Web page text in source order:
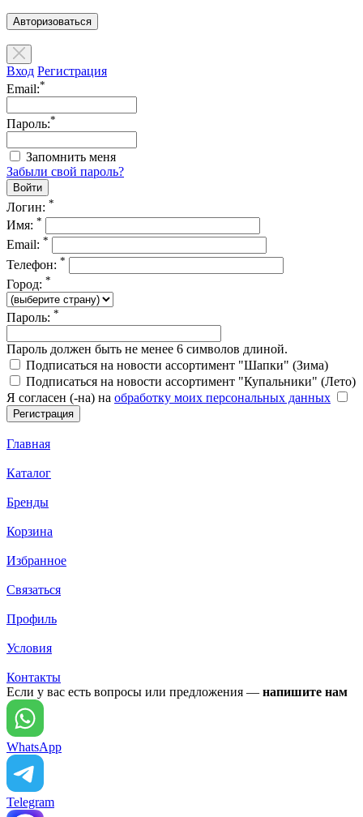
Авторизоваться
Вход Регистрация
Email:*
Пароль:*
Запомнить меня
Забыли свой пароль?
Логин: *
Имя: *
Email: *
Телефон: *
Город: *
Пароль: *
Пароль должен быть не менее 6 символов длиной.
Подписаться на новости ассортимент "Шапки" (Зима)
Подписаться на новости ассортимент "Купальники" (Лето)
Я согласен (-на) на обработку моих персональных данных
Главная
Каталог
Бренды
Корзина
Избранное
Связаться
Профиль
Условия
Контакты
Если у вас есть вопросы или предложения — напишите нам
WhatsApp
Telegram